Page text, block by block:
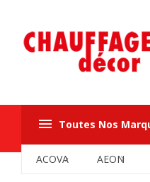
Toutes Nos
ACOVA AEON